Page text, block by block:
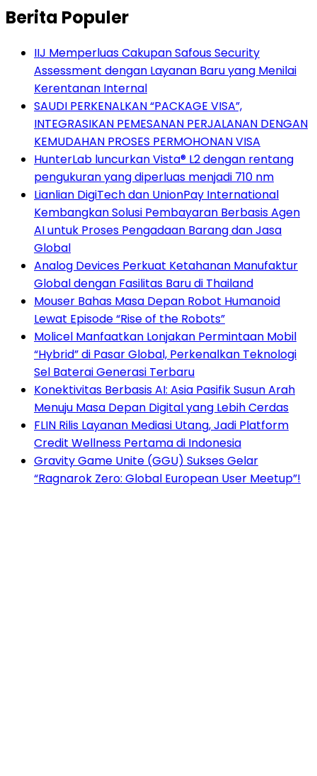
Berita Populer
IIJ Memperluas Cakupan Safous Security
Assessment dengan Layanan Baru yang Menilai
Kerentanan Internal
SAUDI PERKENALKAN “PACKAGE VISA”,
INTEGRASIKAN PEMESANAN PERJALANAN DENGAN
KEMUDAHAN PROSES PERMOHONAN VISA
HunterLab luncurkan Vista® L2 dengan rentang
pengukuran yang diperluas menjadi 710 nm
Lianlian DigiTech dan UnionPay International
Kembangkan Solusi Pembayaran Berbasis Agen
AI untuk Proses Pengadaan Barang dan Jasa
Global
Analog Devices Perkuat Ketahanan Manufaktur
Global dengan Fasilitas Baru di Thailand
Mouser Bahas Masa Depan Robot Humanoid
Lewat Episode “Rise of the Robots”
Molicel Manfaatkan Lonjakan Permintaan Mobil
“Hybrid” di Pasar Global, Perkenalkan Teknologi
Sel Baterai Generasi Terbaru
Konektivitas Berbasis AI: Asia Pasifik Susun Arah
Menuju Masa Depan Digital yang Lebih Cerdas
FLIN Rilis Layanan Mediasi Utang, Jadi Platform
Credit Wellness Pertama di Indonesia
Gravity Game Unite (GGU) Sukses Gelar
“Ragnarok Zero: Global European User Meetup”!